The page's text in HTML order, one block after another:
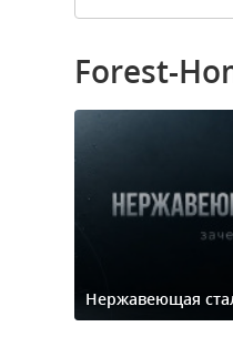
Forest-
Нержавеющая